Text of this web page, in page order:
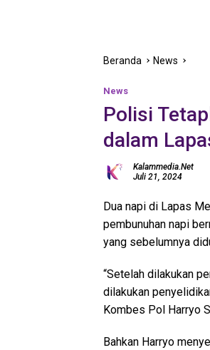
Beranda News
News
Polisi
dalam
Kalammedia.net
Juli 21, 2024
Dua napi di Lapas
pembunuhan napi
yang sebelumnya
“Setelah dilakukan
dilakukan
Kombes Pol Harryo
Bahkan Harryo